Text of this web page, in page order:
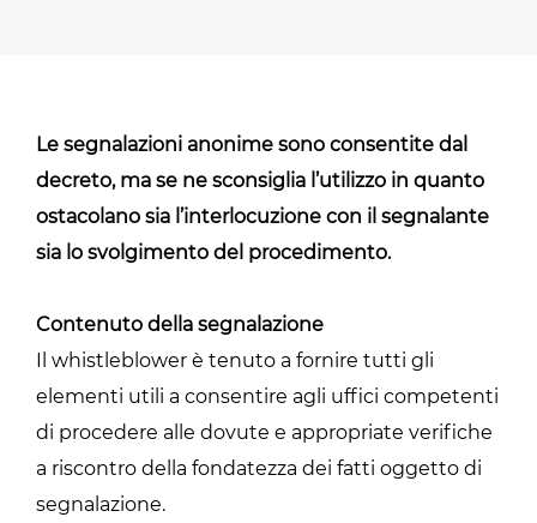
Le segnalazioni anonime sono consentite dal
decreto, ma se ne sconsiglia l’utilizzo in quanto
ostacolano sia l’interlocuzione con il segnalante
sia lo svolgimento del procedimento.
Contenuto della segnalazione
Il whistleblower è tenuto a fornire tutti gli
elementi utili a consentire agli uffici competenti
di procedere alle dovute e appropriate verifiche
a riscontro della fondatezza dei fatti oggetto di
segnalazione.